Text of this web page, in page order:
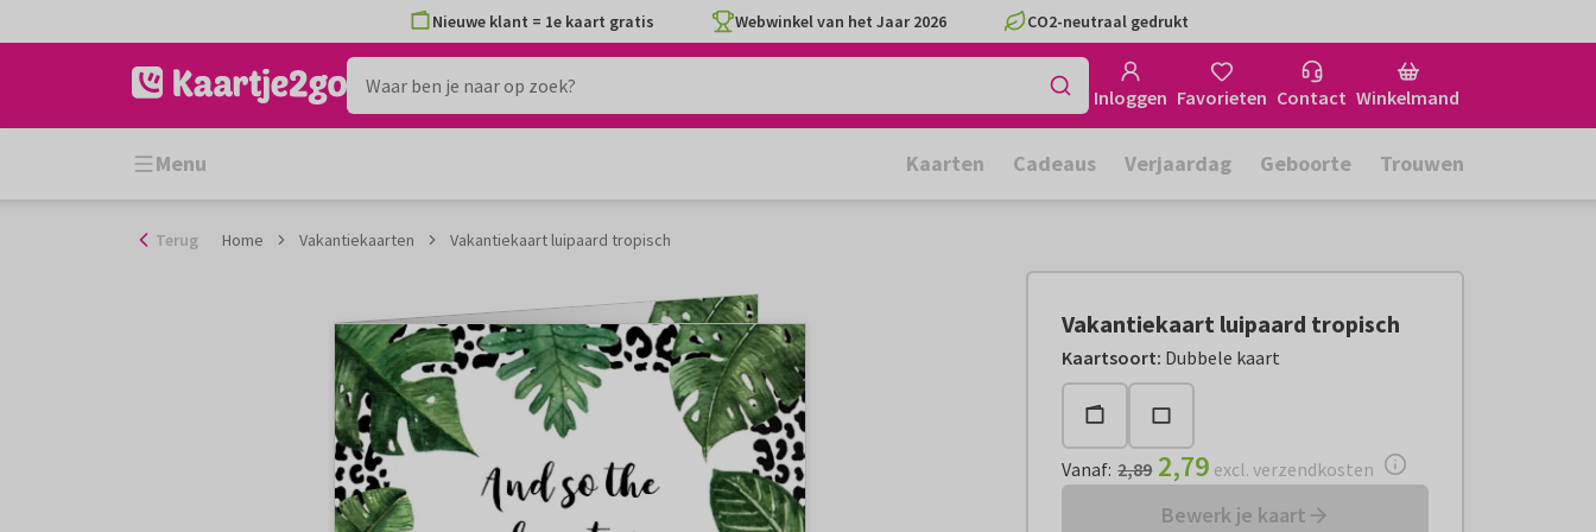
naar
Nieuwe klant = 1e kaart gratis Webwinkel van het Jaar 2026 CO2-neutraal gedrukt
Inloggen Favorieten Contact Winkelmand
Menu Kaarten Cadeaus Verjaardag Geboorte Trouwen
Terug Home Vakantiekaarten Vakantiekaart luipaard tropisch
Vakantiekaart luipaard tropisch
Kaartsoort: Dubbele kaart
Vanaf:€ 2,79 excl. verzendkosten
Vanaf: 2,89 2,79 excl. verzendkosten
Bewerk je kaart